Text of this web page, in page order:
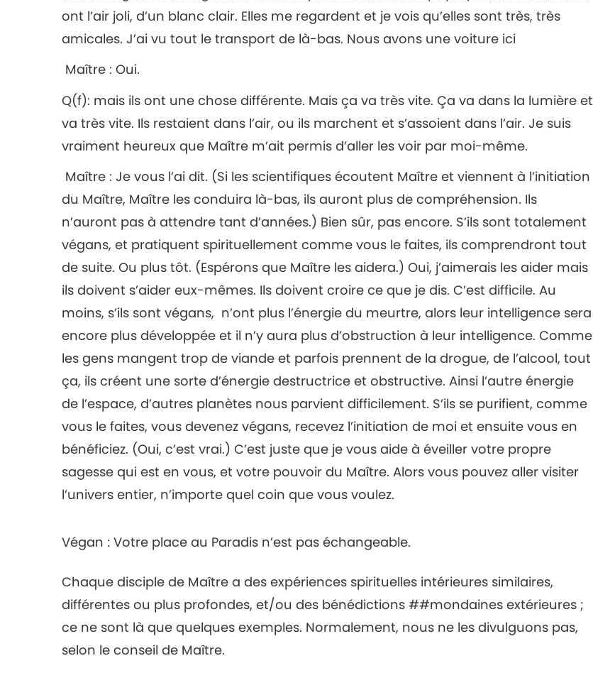
ont l’air joli, d’un blanc clair. Elles me regardent et je vois qu’elles sont très, très
amicales. J’ai vu tout le transport de là-bas. Nous avons une voiture ici
Maître : Oui.
Q(f): mais ils ont une chose différente. Mais ça va très vite. Ça va dans la lumière et
va très vite. Ils restaient dans l’air, ou ils marchent et s’assoient dans l’air. Je suis
vraiment heureux que Maître m’ait permis d’aller les voir par moi-même.
Maître : Je vous l’ai dit. (Si les scientifiques écoutent Maître et viennent à l’initiation
du Maître, Maître les conduira là-bas, ils auront plus de compréhension. Ils
n’auront pas à attendre tant d’années.) Bien sûr, pas encore. S’ils sont totalement
végans, et pratiquent spirituellement comme vous le faites, ils comprendront tout
de suite. Ou plus tôt. (Espérons que Maître les aidera.) Oui, j’aimerais les aider mais
ils doivent s’aider eux-mêmes. Ils doivent croire ce que je dis. C’est difficile. Au
moins, s’ils sont végans, n’ont plus l’énergie du meurtre, alors leur intelligence sera
encore plus développée et il n’y aura plus d’obstruction à leur intelligence. Comme
les gens mangent trop de viande et parfois prennent de la drogue, de l’alcool, tout
ça, ils créent une sorte d’énergie destructrice et obstructive. Ainsi l’autre énergie
de l’espace, d’autres planètes nous parvient difficilement. S’ils se purifient, comme
vous le faites, vous devenez végans, recevez l’initiation de moi et ensuite vous en
bénéficiez. (Oui, c’est vrai.) C’est juste que je vous aide à éveiller votre propre
sagesse qui est en vous, et votre pouvoir du Maître. Alors vous pouvez aller visiter
l’univers entier, n’importe quel coin que vous voulez.
Végan : Votre place au Paradis n’est pas échangeable.
Chaque disciple de Maître a des expériences spirituelles intérieures similaires,
différentes ou plus profondes, et/ou des bénédictions ##mondaines extérieures ;
ce ne sont là que quelques exemples. Normalement, nous ne les divulguons pas,
selon le conseil de Maître.